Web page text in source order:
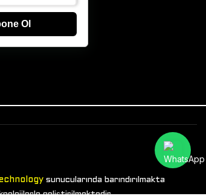
Ol
sunucularında barındırılmakta
geliştirilmektedir.